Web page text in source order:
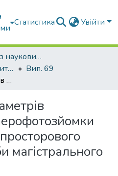
Статистика Увійти
Вибрані статті з наукових збірників КНУБА
Містобудування та територіальне планування
Вип. 69
Розрахунок параметрів тепловізорной аерофотозйомки при визначенні просторового положення труби магістрального газопроводу
магістрального